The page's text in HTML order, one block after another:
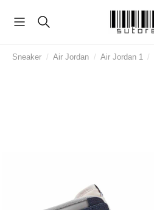
Sneaker / Air Jordan / Air Jordan 1 /